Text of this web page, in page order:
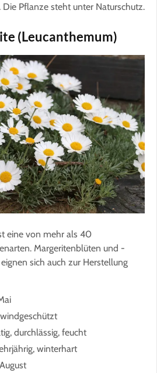
Pflanze steht unter Naturschutz.
(Leucanthemum)
eine von mehr als 40
Margeritenblüten und -
sich auch zur Herstellung
durchlässig, feucht
winterhart